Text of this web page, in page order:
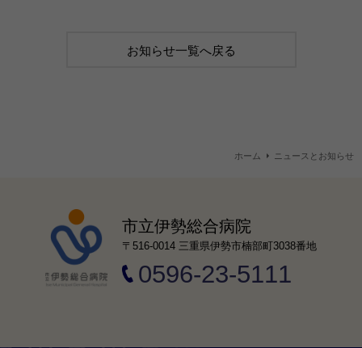
お知らせ一覧へ戻る
ホーム ニュースとお知らせ
市立伊勢総合病院
〒516-0014 三重県伊勢市楠部町3038番地
0596-23-5111